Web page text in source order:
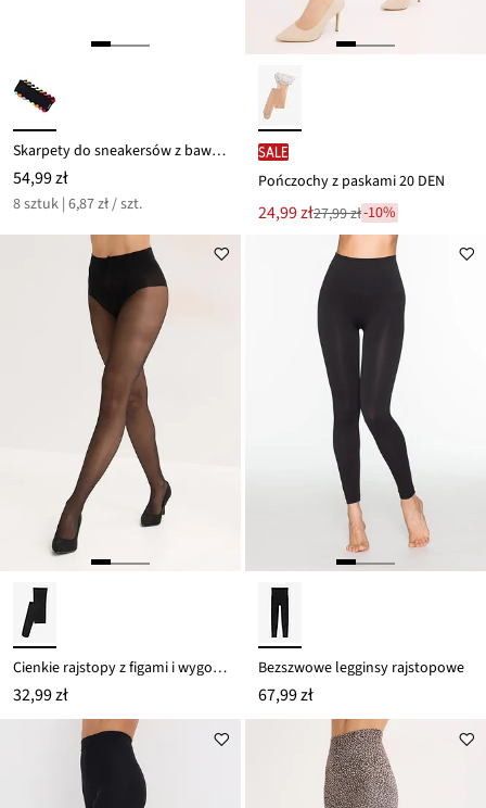
Skarpety do sneakersów z bawełny organicznej (8 par)
54,99 zł
8 sztuk | 6,87 zł / szt.
SALE
Pończochy z paskami 20 DEN
Nowa
cena
24,99 zł
Przeceniono
27,99 zł-10%
Cienkie rajstopy z figami i wygodnym pasem, 30 DEN
32,99 zł
Bezszwowe legginsy rajstopowe
67,99 zł